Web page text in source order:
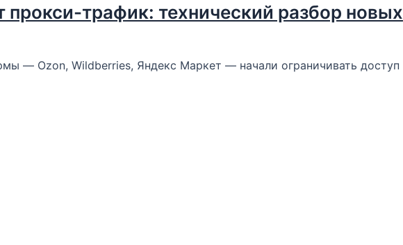
трафик: технический разбор новых
— Ozon, Wildberries, Яндекс Маркет — начали ограничивать доступ